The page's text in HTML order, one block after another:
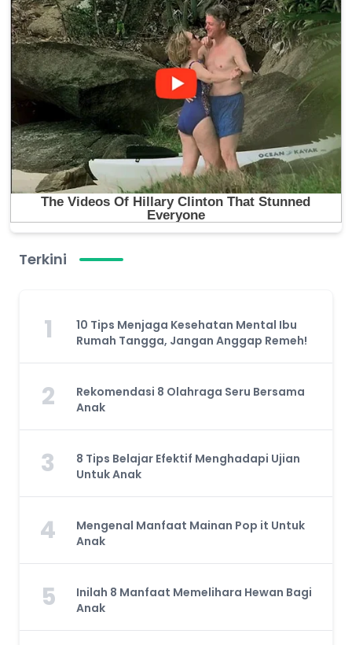
Terkini
1
10 Tips Menjaga Kesehatan Mental Ibu
Rumah Tangga, Jangan Anggap Remeh!
2
Rekomendasi 8 Olahraga Seru Bersama
Anak
3
8 Tips Belajar Efektif Menghadapi Ujian
Untuk Anak
4
Mengenal Manfaat Mainan Pop it Untuk
Anak
5
Inilah 8 Manfaat Memelihara Hewan Bagi
Anak